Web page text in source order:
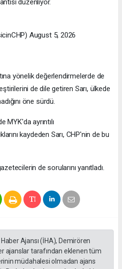
düzenliyor.
August 5, 2026
yönelik değerlendirmelerde de
de dile getiren Sarı, ülkede
öne sürdü.
MYK'da ayrıntılı
kaydeden Sarı, CHP'nin de bu
de sorularını yanıtladı.
Ajansı (İHA), Demirören
ajanslar tarafından eklenen tüm
müdahalesi olmadan ajans